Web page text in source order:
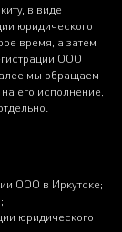
в виде
юридического
время, а затем
ООО
мы обращаем
его исполнение,
ООО в Иркутске;
юридического